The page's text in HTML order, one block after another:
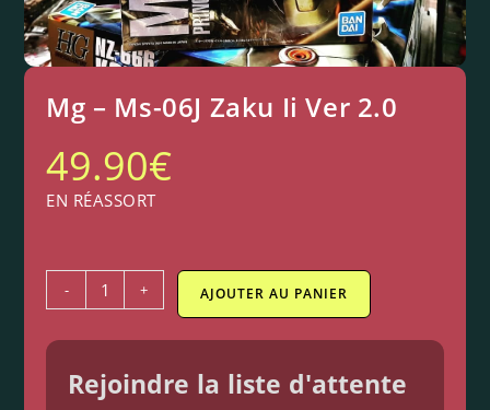
Mg – Ms-06J Zaku Ii Ver 2.0
49.90€
EN RÉASSORT
- + AJOUTER AU PANIER
Rejoindre la liste d'attente